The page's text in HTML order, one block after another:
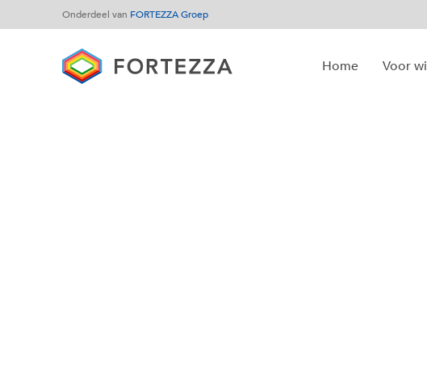
Onderdeel van FORTEZZA Groep
Home Voor